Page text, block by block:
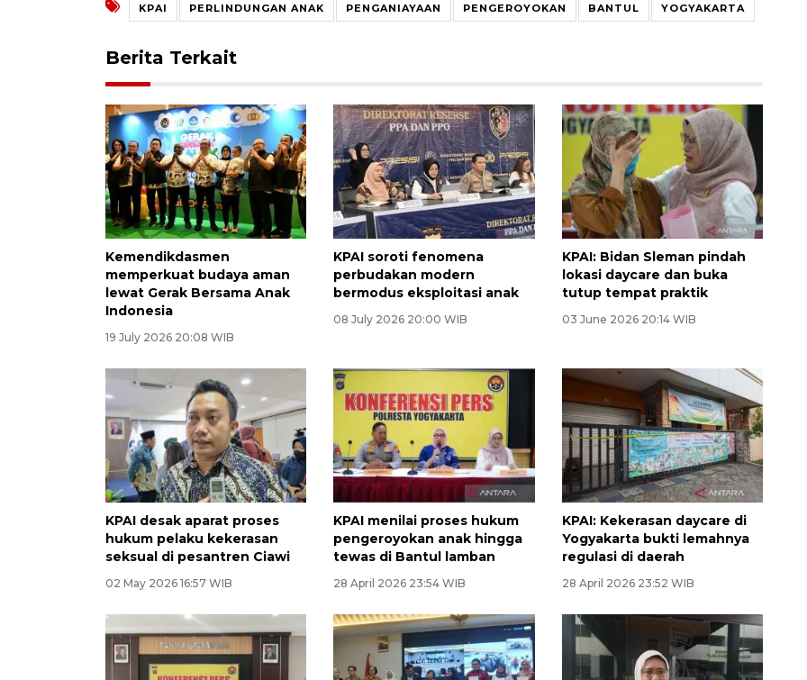
KPAI PERLINDUNGAN ANAK PENGANIAYAAN PENGEROYOKAN BANTUL YOGYAKARTA
Berita Terkait
Kemendikdasmen
memperkuat budaya aman
lewat Gerak Bersama Anak
Indonesia
19 July 2026 20:08 WIB
KPAI soroti fenomena
perbudakan modern
bermodus eksploitasi anak
08 July 2026 20:00 WIB
KPAI: Bidan Sleman pindah
lokasi daycare dan buka
tutup tempat praktik
03 June 2026 20:14 WIB
KPAI desak aparat proses
hukum pelaku kekerasan
seksual di pesantren Ciawi
02 May 2026 16:57 WIB
KPAI menilai proses hukum
pengeroyokan anak hingga
tewas di Bantul lamban
28 April 2026 23:54 WIB
KPAI: Kekerasan daycare di
Yogyakarta bukti lemahnya
regulasi di daerah
28 April 2026 23:52 WIB